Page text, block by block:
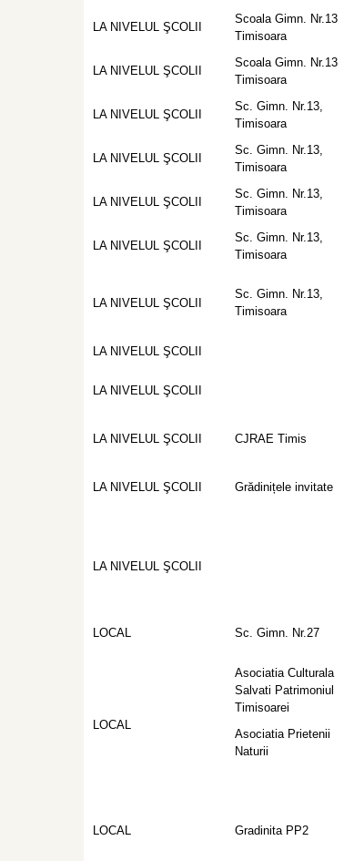
LA NIVELUL ŞCOLII
Scoala Gimn. Nr.13
Timisoara
LA NIVELUL ŞCOLII
Scoala Gimn. Nr.13
Timisoara
LA NIVELUL ŞCOLII
Sc. Gimn. Nr.13,
Timisoara
LA NIVELUL ŞCOLII
Sc. Gimn. Nr.13,
Timisoara
LA NIVELUL ŞCOLII
Sc. Gimn. Nr.13,
Timisoara
LA NIVELUL ŞCOLII
Sc. Gimn. Nr.13,
Timisoara
LA NIVELUL ŞCOLII
Sc. Gimn. Nr.13,
Timisoara
LA NIVELUL ŞCOLII
LA NIVELUL ŞCOLII
LA NIVELUL ŞCOLII CJRAE Timis
LA NIVELUL ŞCOLII Grădinițele invitate
LA NIVELUL ŞCOLII
LOCAL Sc. Gimn. Nr.27
LOCAL
Asociatia Culturala
Salvati Patrimoniul
Timisoarei
Asociatia Prietenii
Naturii
LOCAL Gradinita PP2